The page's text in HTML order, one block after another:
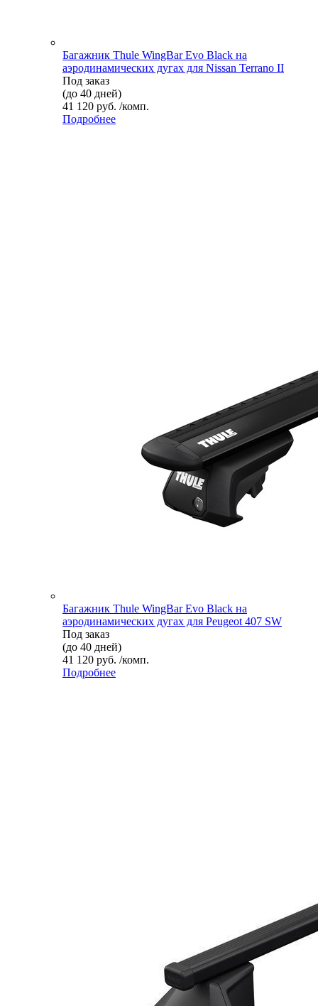
Багажник Thule WingBar Evo Black на
аэродинамических дугах для Nissan Terrano II
Под заказ
(до 40 дней)
41 120 руб. /комп.
Подробнее
Багажник Thule WingBar Evo Black на
аэродинамических дугах для Peugeot 407 SW
Под заказ
(до 40 дней)
41 120 руб. /комп.
Подробнее